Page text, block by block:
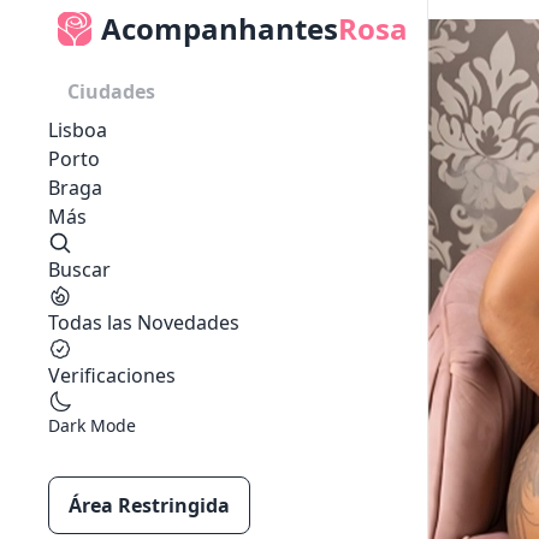
AcompanhantesRosa
Ciudades
Lisboa
Porto
Braga
Más
Buscar
Todas las Novedades
Verificaciones
Dark Mode
Área Restringida